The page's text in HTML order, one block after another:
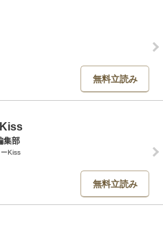
無料立読み
集部
Kiss
無料立読み